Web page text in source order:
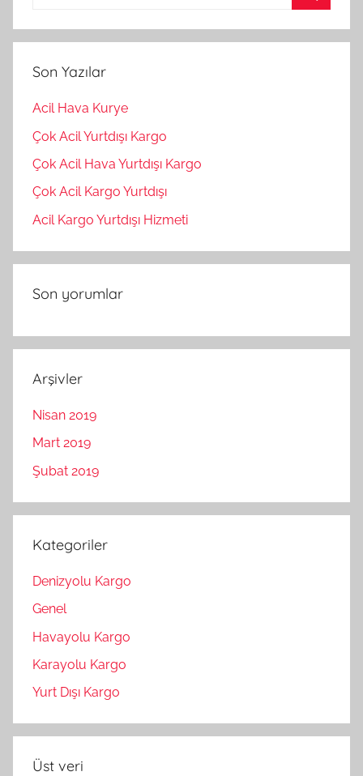
Son Yazılar
Acil Hava Kurye
Çok Acil Yurtdışı Kargo
Çok Acil Hava Yurtdışı Kargo
Çok Acil Kargo Yurtdışı
Acil Kargo Yurtdışı Hizmeti
Son yorumlar
Arşivler
Nisan 2019
Mart 2019
Şubat 2019
Kategoriler
Denizyolu Kargo
Genel
Havayolu Kargo
Karayolu Kargo
Yurt Dışı Kargo
Üst veri